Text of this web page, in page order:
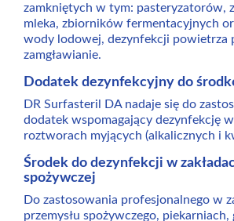
zamkniętych w tym: pasteryzatorów,
mleka, zbiorników fermentacyjnych
wody lodowej, dezynfekcji powietrza
zamgławianie.
Dodatek dezynfekcyjny do
DR Surfasteril DA nadaje się do
dodatek wspomagający dezynfekcję
roztworach myjących (alkalicznych i
Środek do dezynfekcji w
spożywczej
Do zastosowania profesjonalnego w
przemysłu spożywczego,